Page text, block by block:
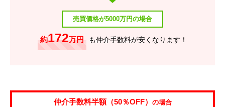
売買価格が5000万円の場合
約172万円 も仲介手数料が安くなります！
仲介手数料半額（50％OFF） の場合